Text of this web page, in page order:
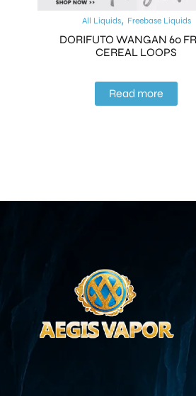
All Liquids, Freebase Liquids
DORIFUTO WANGAN 60
CEREAL LOOPS
Read more